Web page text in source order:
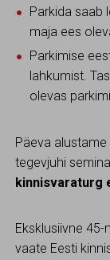
Parkida saab
maja ees
Parkimise
lahkumist.
olevas
Päeva
tegevjuhi
kinnisvaraturg
Eksklusiivne
vaate Eesti